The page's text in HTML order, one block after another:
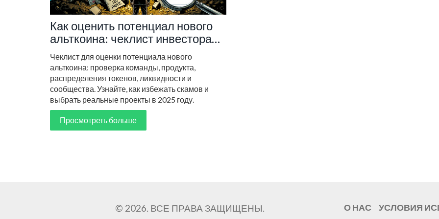
Как оценить потенциал нового
альткоина: чеклист инвестора
2025
Чеклист для оценки потенциала нового
альткоина: проверка команды, продукта,
распределения токенов, ликвидности и
сообщества. Узнайте, как избежать скамов и
выбрать реальные проекты в 2025 году.
Просмотреть больше
© 2026. ВСЕ ПРАВА ЗАЩИЩЕНЫ. О НАС УСЛОВИЯ